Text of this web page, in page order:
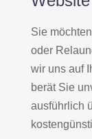
Sie
oder
wir uns auf
berät Sie
ausführlich